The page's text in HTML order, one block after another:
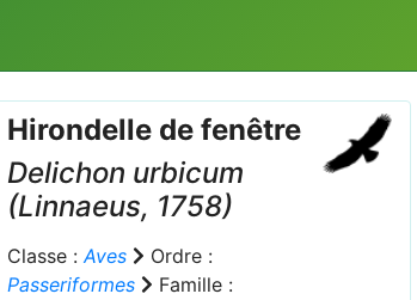
Hirondelle de fenêtre
Delichon urbicum
(Linnaeus, 1758)
Classe :Aves
Ordre :
Passeriformes
Famille :